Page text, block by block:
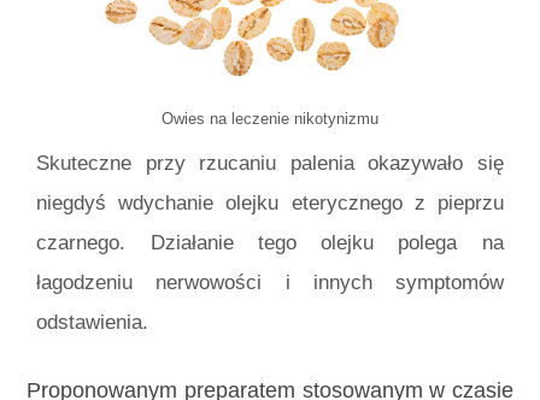
Owies na leczenie nikotynizmu
Skuteczne przy rzucaniu palenia okazywało się
niegdyś wdychanie olejku eterycznego z pieprzu
czarnego. Działanie tego olejku polega na
łagodzeniu nerwowości i innych symptomów
odstawienia.
Proponowanym preparatem stosowanym w czasie